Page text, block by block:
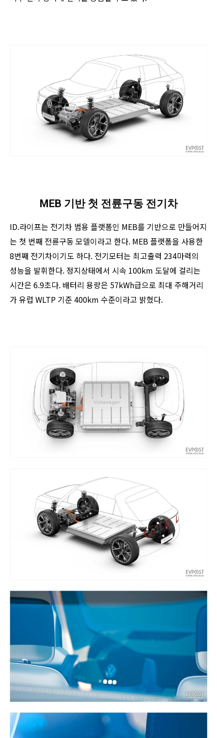
MEB 기반 첫 전륜구동 전기차
ID.라이프는 전기차 범용 플랫폼인 MEB를 기반으로 만들어지
는 첫 번째 전륜구동 모델이라고 한다. MEB 플랫폼을 사용한
8번째 전기차이기도 하다. 전기모터는 최고출력 234마력의
성능을 발휘한다. 정지상태에서 시속 100km 도달에 걸리는
시간은 6.9초다. 배터리 용량은 57kWh급으로 최대 주해거리
가 유럽 WLTP 기준 400km 수준이라고 밝혔다.